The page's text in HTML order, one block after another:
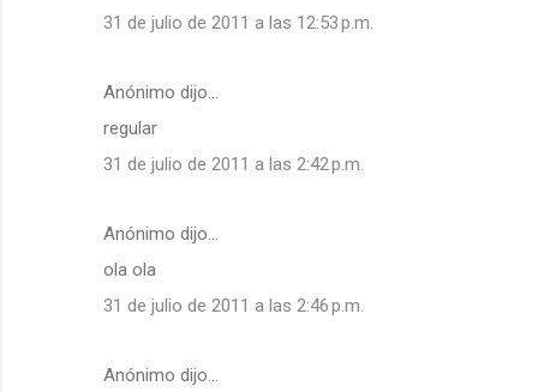
31 de julio de 2011 a las 12:53 p.m.
Anónimo dijo…
regular
31 de julio de 2011 a las 2:42 p.m.
Anónimo dijo…
ola ola
31 de julio de 2011 a las 2:46 p.m.
Anónimo dijo…